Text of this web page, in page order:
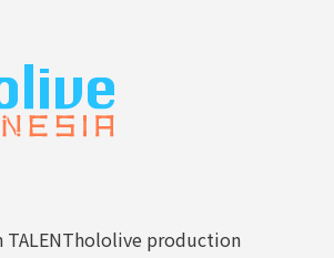
hololive production